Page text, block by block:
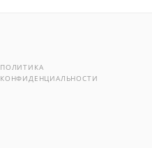
ПОЛИТИКА
КОНФИДЕНЦИАЛЬНОСТИ